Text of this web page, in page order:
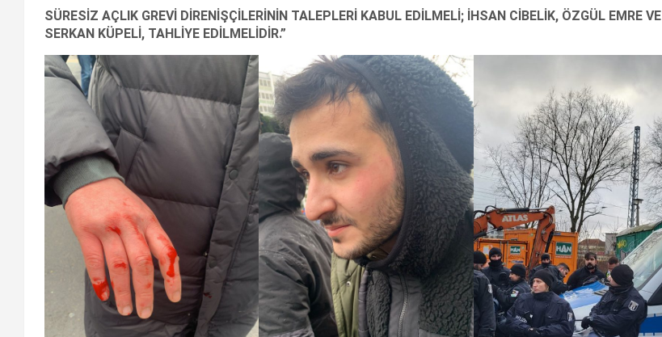
SÜRESİZ AÇLIK GREVİ DİRENİŞÇİLERİNİN TALEPLERİ KABUL EDİLMELİ; İHSAN CİBELİK, ÖZGÜL EMRE VE
SERKAN KÜPELİ, TAHLİYE EDİLMELİDİR.”